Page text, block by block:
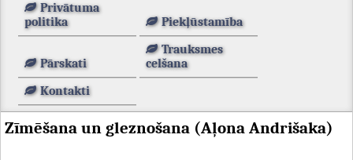
Privātuma
politika
Piekļūstamība
Pārskati
Trauksmes
celšana
Kontakti
Zīmēšana un gleznošana (Aļona Andrišaka)